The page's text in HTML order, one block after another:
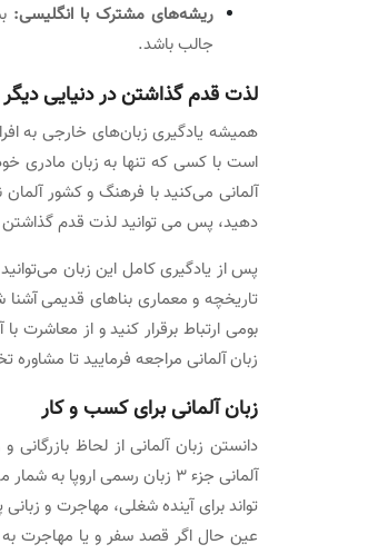
ریشه‌های مشترک با انگلیسی:
جالب باشد.
لذت قدم گذاشتن در دنیایی دیگر
همیشه یادگیری زبان‌های خارجی به
است با کسی که تنها به زبان مادری
آلمانی می‌کنید با فرهنگ و کشور
دهید، پس می توانید لذت قدم گذاشتن
پس از یادگیری کامل این زبان
تاریخچه و معماری بناهای قدیمی
بومی ارتباط برقرار کنید و از معاشرت
زبان آلمانی مراجعه فرمایید تا
زبان آلمانی برای کسب و کار
دانستن زبان آلمانی از لحاظ
آلمانی جزء 3 زبان رسمی
تواند برای آینده شغلی، مهاجرت و
عین حال اگر قصد سفر و یا مهاجرت به